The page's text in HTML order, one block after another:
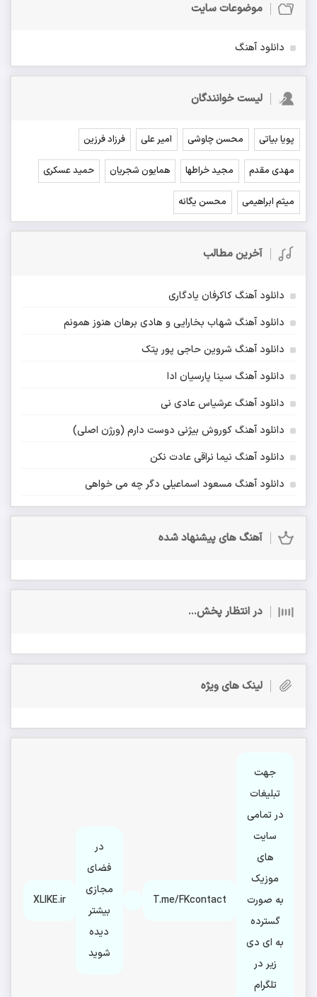
موضوعات سایت
دانلود آهنگ
لیست خوانندگان
پویا بیاتی محسن چاوشی امیر علی فرزاد فرزین
مهدی مقدم مجید خراطها همایون شجریان حمید عسکری
میثم ابراهیمی محسن یگانه
آخرین مطالب
دانلود آهنگ کاکرفان یادگاری
دانلود آهنگ شهاب بخارایی و هادی برهان هنوز همونم
دانلود آهنگ شروین حاجی پور پتک
دانلود آهنگ سینا پارسیان ادا
دانلود آهنگ عرشیاس عادی نی
دانلود آهنگ کوروش بیژنی دوست دارم (ورژن اصلی)
دانلود آهنگ نیما نراقی عادت نکن
دانلود آهنگ مسعود اسماعیلی دگر چه می خواهی
آهنگ های پیشنهاد شده
در انتظار پخش...
لینک های ویژه
جهت
تبلیغات
در تمامی
سایت
های
موزیک
به صورت
گسترده
به ای دی
زیر در
تلگرام
T.me/FKcontact
در
فضای
مجازی
بیشتر
دیده
شوید
XLIKE.ir